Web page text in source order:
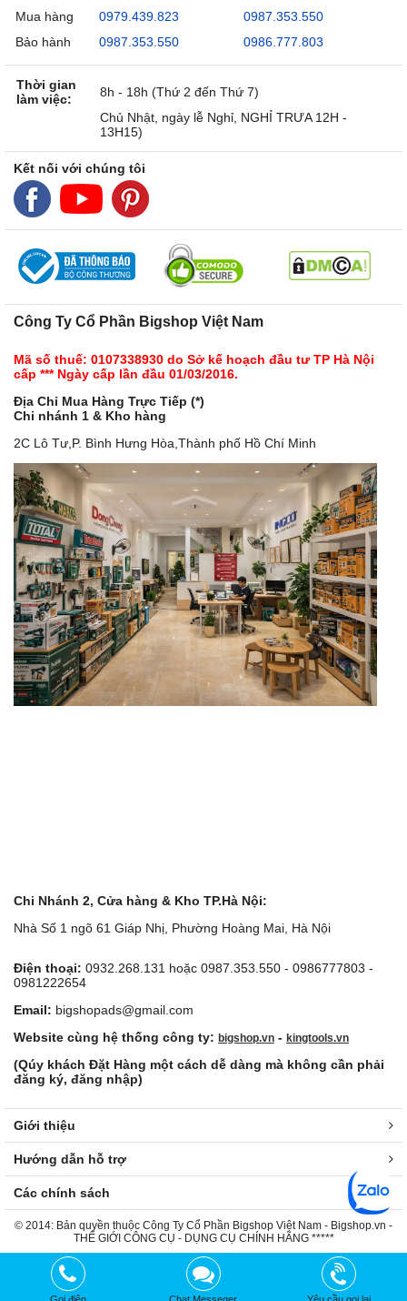
Mua hàng
0979.439.823
0987.353.550
Bảo hành
0987.353.550 0986.777.803
Thời gian
làm việc:
8h - 18h (Thứ 2 đến Thứ 7)
Chủ Nhật, ngày lễ Nghỉ, NGHỈ TRƯA 12H -
13H15)
Kết nối với chúng tôi
Công Ty Cổ Phần Bigshop Việt Nam
Mã số thuế: 0107338930 do Sở kế hoạch đầu tư TP Hà Nội
cấp *** Ngày cấp lần đầu 01/03/2016.
Địa Chỉ Mua Hàng Trực Tiếp (*)
Chi nhánh 1 & Kho hàng
2C Lô Tư,P. Bình Hưng Hòa,Thành phố Hồ Chí Minh
Chi Nhánh 2, Cửa hàng & Kho TP.Hà Nội:
Nhà Số 1 ngõ 61 Giáp Nhị, Phường Hoàng Mai, Hà Nội
Điện thoại: 0932.268.131 hoặc 0987.353.550 - 0986777803 -
0981222654
Email: bigshopads@gmail.com
Website cùng hệ thống công ty: bigshop.vn - kingtools.vn
(Qúy khách Đặt Hàng một cách dễ dàng mà không cần phải
đăng ký, đăng nhập)
Giới thiệu
Hướng dẫn hỗ trợ
Các chính sách
© 2014: Bản quyền thuộc Công Ty Cổ Phần Bigshop Việt Nam - Bigshop.vn -
THẾ GIỚI CÔNG CỤ - DỤNG CỤ CHÍNH HÃNG *****